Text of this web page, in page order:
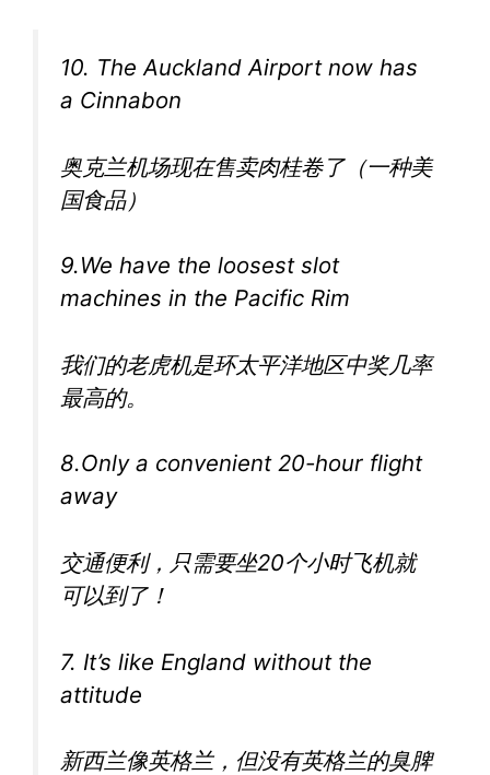
10. The Auckland Airport now has
a Cinnabon
奥克兰机场现在售卖肉桂卷了（一种美
国食品）
9.We have the loosest slot
machines in the Pacific Rim
我们的老虎机是环太平洋地区中奖几率
最高的。
8.Only a convenient 20-hour flight
away
交通便利，只需要坐20个小时飞机就
可以到了！
7. It’s like England without the
attitude
新西兰像英格兰，但没有英格兰的臭脾